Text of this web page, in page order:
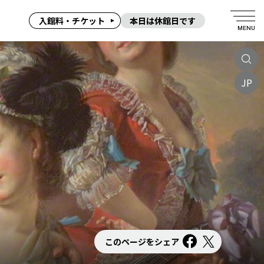
入館料・チケット 本日は休館日です
MENU
JP
このページをシェア